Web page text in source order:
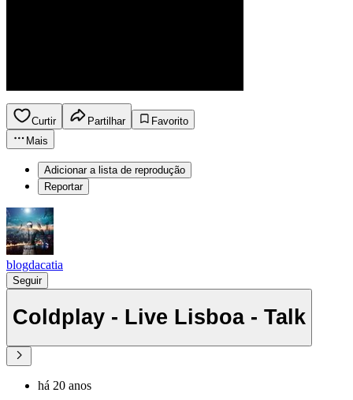
Curtir Partilhar
Favorito
Mais
Adicionar a lista de reprodução
Reportar
blogdacatia
Seguir
Coldplay - Live Lisboa - Talk
há 20 anos